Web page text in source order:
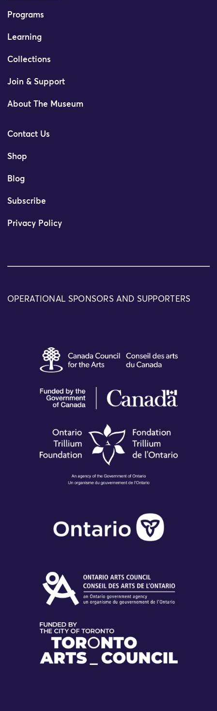
Programs
Learning
Collections
Join & Support
About The Museum
Contact Us
Shop
Blog
Subscribe
Privacy Policy
OPERATIONAL SPONSORS AND SUPPORTERS